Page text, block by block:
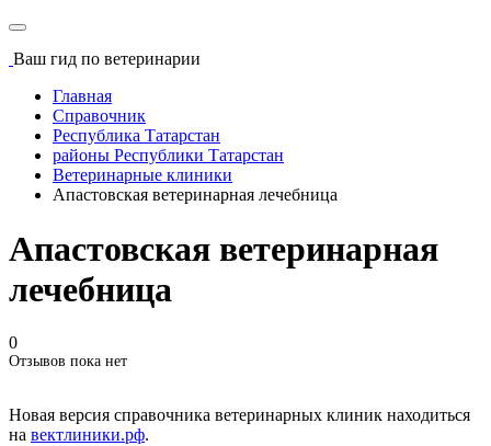
Ваш гид по ветеринарии
Главная
Справочник
Республика Татарстан
районы Республики Татарстан
Ветеринарные клиники
Апастовская ветеринарная лечебница
Апастовская ветеринарная
лечебница
0
Отзывов пока нет
Новая версия справочника ветеринарных клиник находиться
на вектлиники.рф.